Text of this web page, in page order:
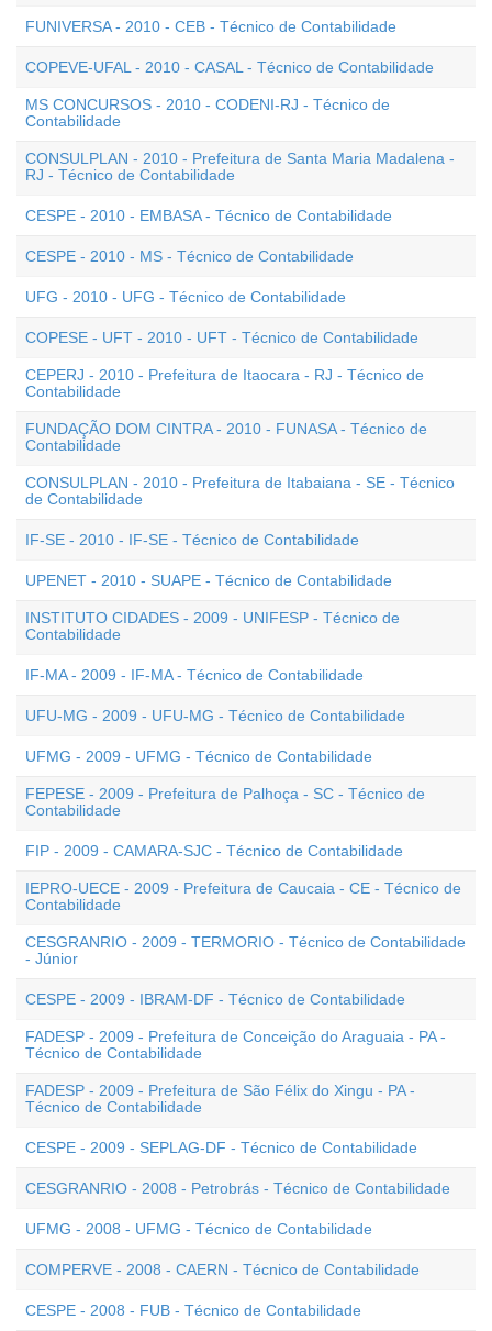
FUNIVERSA - 2010 - CEB - Técnico de Contabilidade
COPEVE-UFAL - 2010 - CASAL - Técnico de Contabilidade
MS CONCURSOS - 2010 - CODENI-RJ - Técnico de
Contabilidade
CONSULPLAN - 2010 - Prefeitura de Santa Maria Madalena -
RJ - Técnico de Contabilidade
CESPE - 2010 - EMBASA - Técnico de Contabilidade
CESPE - 2010 - MS - Técnico de Contabilidade
UFG - 2010 - UFG - Técnico de Contabilidade
COPESE - UFT - 2010 - UFT - Técnico de Contabilidade
CEPERJ - 2010 - Prefeitura de Itaocara - RJ - Técnico de
Contabilidade
FUNDAÇÃO DOM CINTRA - 2010 - FUNASA - Técnico de
Contabilidade
CONSULPLAN - 2010 - Prefeitura de Itabaiana - SE - Técnico
de Contabilidade
IF-SE - 2010 - IF-SE - Técnico de Contabilidade
UPENET - 2010 - SUAPE - Técnico de Contabilidade
INSTITUTO CIDADES - 2009 - UNIFESP - Técnico de
Contabilidade
IF-MA - 2009 - IF-MA - Técnico de Contabilidade
UFU-MG - 2009 - UFU-MG - Técnico de Contabilidade
UFMG - 2009 - UFMG - Técnico de Contabilidade
FEPESE - 2009 - Prefeitura de Palhoça - SC - Técnico de
Contabilidade
FIP - 2009 - CAMARA-SJC - Técnico de Contabilidade
IEPRO-UECE - 2009 - Prefeitura de Caucaia - CE - Técnico de
Contabilidade
CESGRANRIO - 2009 - TERMORIO - Técnico de Contabilidade
- Júnior
CESPE - 2009 - IBRAM-DF - Técnico de Contabilidade
FADESP - 2009 - Prefeitura de Conceição do Araguaia - PA -
Técnico de Contabilidade
FADESP - 2009 - Prefeitura de São Félix do Xingu - PA -
Técnico de Contabilidade
CESPE - 2009 - SEPLAG-DF - Técnico de Contabilidade
CESGRANRIO - 2008 - Petrobrás - Técnico de Contabilidade
UFMG - 2008 - UFMG - Técnico de Contabilidade
COMPERVE - 2008 - CAERN - Técnico de Contabilidade
CESPE - 2008 - FUB - Técnico de Contabilidade